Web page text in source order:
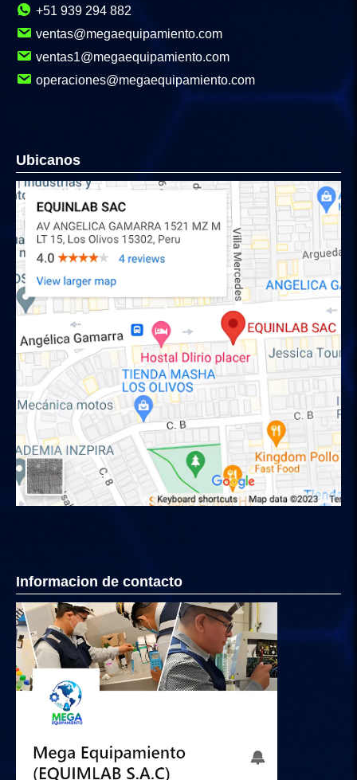
+51 939 294 882
ventas@megaequipamiento.com
ventas1@megaequipamiento.com
operaciones@megaequipamiento.com
Ubicanos
Informacion de contacto